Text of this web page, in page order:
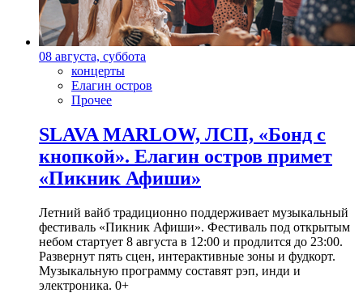
08 августа, суббота
концерты
Елагин остров
Прочее
SLAVA MARLOW, ЛСП, «Бонд с
кнопкой». Елагин остров примет
«Пикник Афиши»
Летний вайб традиционно поддерживает музыкальный
фестиваль «Пикник Афиши». Фестиваль под открытым
небом стартует 8 августа в 12:00 и продлится до 23:00.
Развернут пять сцен, интерактивные зоны и фудкорт.
Музыкальную программу составят рэп, инди и
электроника. 0+